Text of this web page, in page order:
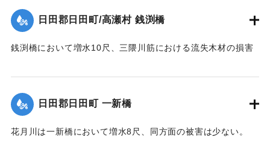
【出典：大分新聞 大正12年6月22日 朝刊7面】
｜固有コード: 00275059
日田郡日田町/高瀬村 銭渕橋
銭渕橋において増水10尺、三隈川筋における流失木材の損害
｜固有コード:
日田郡日田町 一新橋
花月川は一新橋において増水8尺、同方面の被害は少ない。